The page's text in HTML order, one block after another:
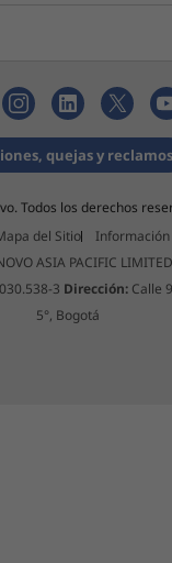
quejas y reclamos
Todos los derechos
del Sitio
Información
ASIA PACIFIC
3 Dirección: Calle
5°, Bogotá